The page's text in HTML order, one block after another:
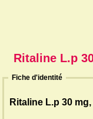
Ritaline L.p
Fiche d'identité
Ritaline L.p 30